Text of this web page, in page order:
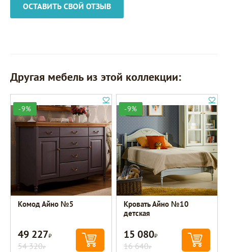
ОСТАВИТЬ СВОЙ ОТЗЫВ
Другая мебель из этой коллекции:
-9%
Комод Айно №5
49 227Р
54 320Р
-9%
Кровать Айно №10
детская
15 080Р
16 640Р